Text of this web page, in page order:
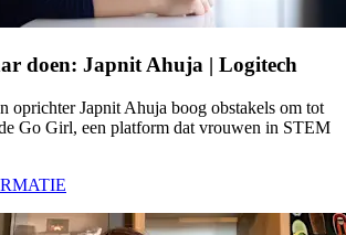
doen: Japnit Ahuja | Logitech
oprichter Japnit Ahuja boog obstakels om tot
Go Girl, een platform dat vrouwen in STEM